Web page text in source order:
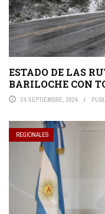
ESTADO DE LAS
BARILOCHE CON
24 SEPTIEMBRE, 2024
REGIONALES